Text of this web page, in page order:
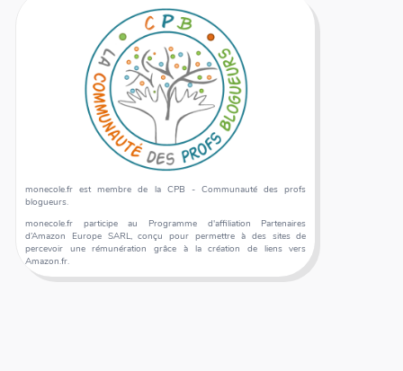
monecole.fr est membre de la CPB - Communauté des profs
blogueurs.
monecole.fr participe au Programme d'affiliation Partenaires
d’Amazon Europe SARL, conçu pour permettre à des sites de
percevoir une rémunération grâce à la création de liens vers
Amazon.fr.